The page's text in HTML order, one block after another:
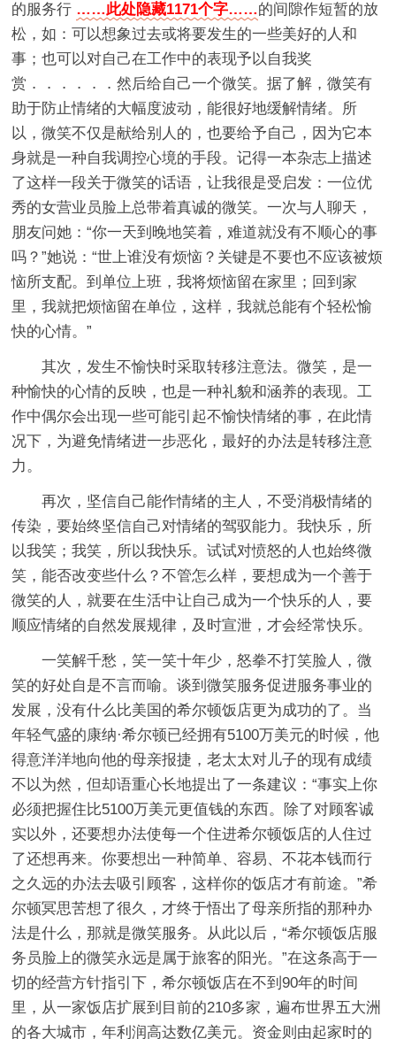
的服务行 ……此处隐藏1171个字……的间隙作短暂的放
松，如：可以想象过去或将要发生的一些美好的人和
事；也可以对自己在工作中的表现予以自我奖
赏．．．．．．然后给自己一个微笑。据了解，微笑有
助于防止情绪的大幅度波动，能很好地缓解情绪。所
以，微笑不仅是献给别人的，也要给予自己，因为它本
身就是一种自我调控心境的手段。记得一本杂志上描述
了这样一段关于微笑的话语，让我很是受启发：一位优
秀的女营业员脸上总带着真诚的微笑。一次与人聊天，
朋友问她：“你一天到晚地笑着，难道就没有不顺心的事
吗？”她说：“世上谁没有烦恼？关键是不要也不应该被烦
恼所支配。到单位上班，我将烦恼留在家里；回到家
里，我就把烦恼留在单位，这样，我就总能有个轻松愉
快的心情。”
其次，发生不愉快时采取转移注意法。微笑，是一
种愉快的心情的反映，也是一种礼貌和涵养的表现。工
作中偶尔会出现一些可能引起不愉快情绪的事，在此情
况下，为避免情绪进一步恶化，最好的办法是转移注意
力。
再次，坚信自己能作情绪的主人，不受消极情绪的
传染，要始终坚信自己对情绪的驾驭能力。我快乐，所
以我笑；我笑，所以我快乐。试试对愤怒的人也始终微
笑，能否改变些什么？不管怎么样，要想成为一个善于
微笑的人，就要在生活中让自己成为一个快乐的人，要
顺应情绪的自然发展规律，及时宣泄，才会经常快乐。
一笑解千愁，笑一笑十年少，怒拳不打笑脸人，微
笑的好处自是不言而喻。谈到微笑服务促进服务事业的
发展，没有什么比美国的希尔顿饭店更为成功的了。当
年轻气盛的康纳·希尔顿已经拥有5100万美元的时候，他
得意洋洋地向他的母亲报捷，老太太对儿子的现有成绩
不以为然，但却语重心长地提出了一条建议：“事实上你
必须把握住比5100万美元更值钱的东西。除了对顾客诚
实以外，还要想办法使每一个住进希尔顿饭店的人住过
了还想再来。你要想出一种简单、容易、不花本钱而行
之久远的办法去吸引顾客，这样你的饭店才有前途。”希
尔顿冥思苦想了很久，才终于悟出了母亲所指的那种办
法是什么，那就是微笑服务。从此以后，“希尔顿饭店服
务员脸上的微笑永远是属于旅客的阳光。”在这条高于一
切的经营方针指引下，希尔顿饭店在不到90年的时间
里，从一家饭店扩展到目前的210多家，遍布世界五大洲
的各大城市，年利润高达数亿美元。资金则由起家时的